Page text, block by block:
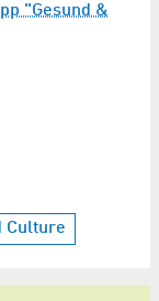
"Gesund &
Culture